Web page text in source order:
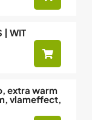
| WIT
extra warm
vlameffect,